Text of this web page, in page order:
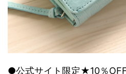
●公式サイト限定★10％